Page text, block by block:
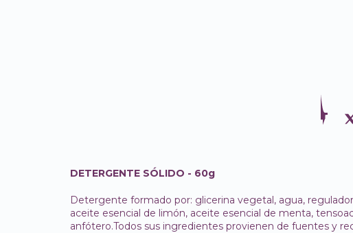
DETERGENTE SÓLIDO - 60g
Detergente formado por: glicerina vegetal, agua,
aceite esencial de limón, aceite esencial de menta,
anfótero.Todos sus ingredientes provienen de fuentes y